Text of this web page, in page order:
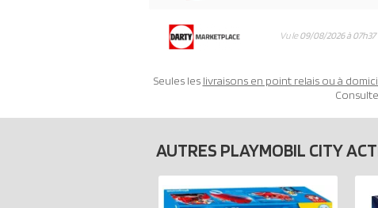
Vu le09/08/2026 à 07h37
Seules les livraisons en point relais ou à
AUTRES PLAYMOBIL CITY